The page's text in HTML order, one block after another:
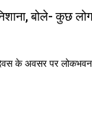
बोले- कुछ
के अवसर पर